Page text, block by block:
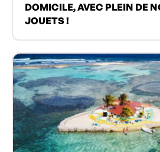
DOMICILE, AVEC PLEIN DE
JOUETS !